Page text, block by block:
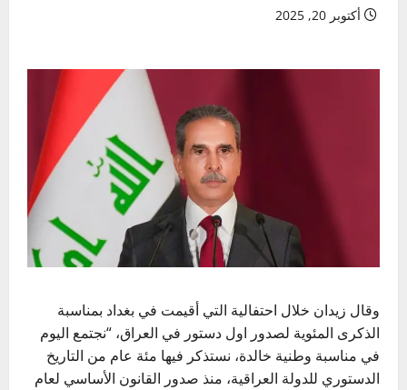
أكتوبر 20, 2025
وقال زيدان خلال احتفالية التي أقيمت في بغداد بمناسبة
الذكرى المئوية لصدور اول دستور في العراق، “نجتمع اليوم
في مناسبة وطنية خالدة، نستذكر فيها مئة عام من التاريخ
الدستوري للدولة العراقية، منذ صدور القانون الأساسي لعام